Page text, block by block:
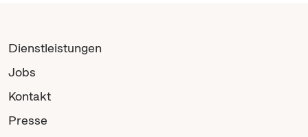
Dienstleistungen
Jobs
Kontakt
Presse